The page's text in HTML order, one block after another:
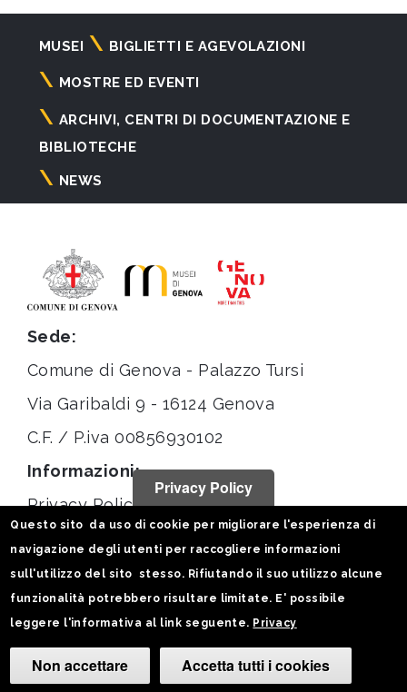
Navigazione
principale
MUSEI BIGLIETTI E AGEVOLAZIONI
MOSTRE ED EVENTI
ARCHIVI, CENTRI DI DOCUMENTAZIONE E
BIBLIOTECHE
NEWS
Sede:
Comune di Genova - Palazzo Tursi
Via Garibaldi 9 - 16124 Genova
C.F. / P.iva 00856930102
Informazioni:
Privacy Policy
Statistiche
Seguici su:
Privacy Policy
Questo sito da uso di cookie per migliorare l'esperienza di
navigazione degli utenti per raccogliere informazioni
sull'utilizzo del sito stesso. Rifiutando il suo utilizzo alcune
funzionalità potrebbero risultare limitate. E' possibile
leggere l'informativa al link seguente. Privacy
Non accettare Accetta tutti i cookies